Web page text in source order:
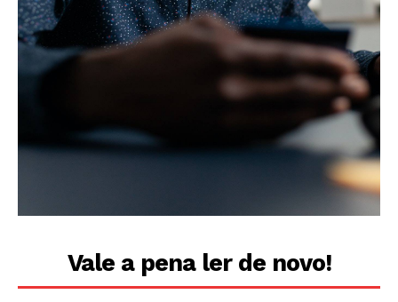
Vale a pena ler de novo!